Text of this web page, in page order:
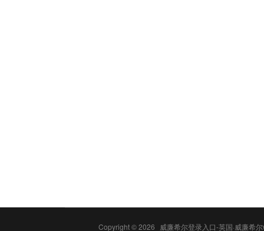
Copyright © 2026
威廉希尔登录入口-英国·威廉希